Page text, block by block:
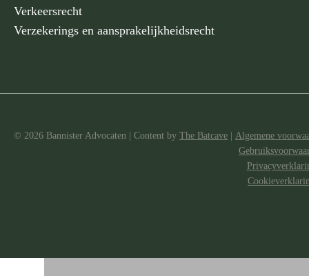
Verkeersrecht
Verzekerings en aansprakelijkheidsrecht
© 2026 Bannister Advocaten Content by The Batcave
Algemene